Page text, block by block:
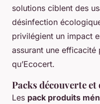
solutions ciblent des
désinfection
privilégient un impact
assurant une
qu’Ecocert.
Packs découverte
Les pack produits